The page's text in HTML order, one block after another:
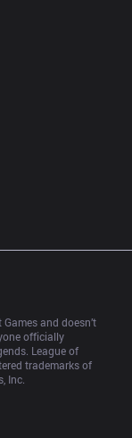
Games and doesn’t
officially
League of
trademarks of
Inc.